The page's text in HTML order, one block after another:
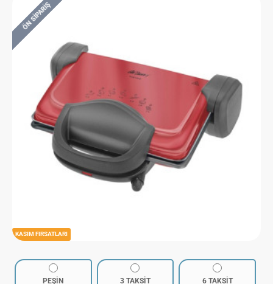
KASIM FIRSATLARI
ÖN SIPARIŞ
PEŞİN 3 TAKSİT 6 TAKSİT